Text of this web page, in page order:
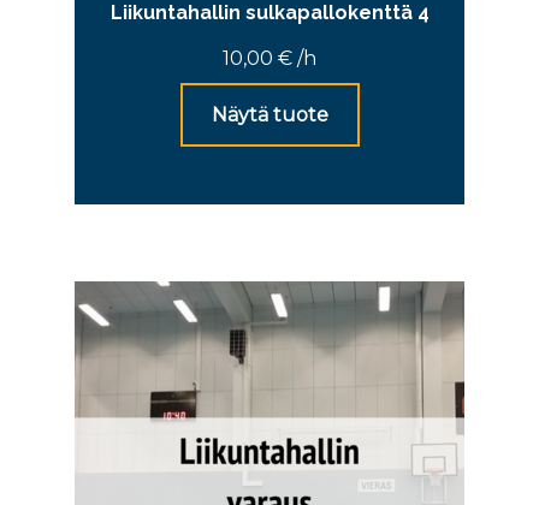
Liikuntahallin sulkapallokenttä 4
10,00 € /h
Näytä tuote